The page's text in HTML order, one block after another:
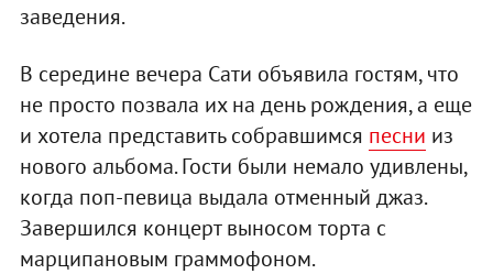
заведения.
В середине вечера Сати объявила гостям, что
не просто позвала их на день рождения, а еще
и хотела представить собравшимся песни из
нового альбома. Гости были немало удивлены,
когда поп-певица выдала отменный джаз.
Завершился концерт выносом торта с
марципановым граммофоном.